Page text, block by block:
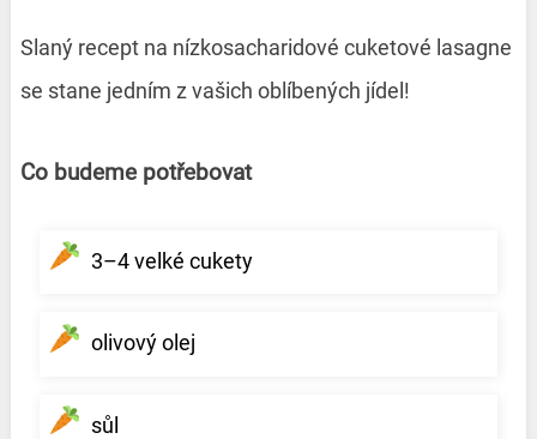
Slaný recept na nízkosacharidové cuketové lasagne
se stane jedním z vašich oblíbených jídel!
Co budeme potřebovat
3–4 velké cukety
olivový olej
sůl